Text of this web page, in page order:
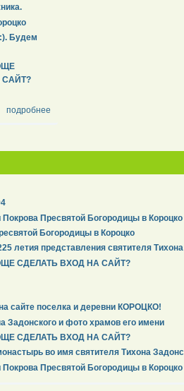
Будем
САЙТ?
подробнее
Пресвятой Богородицы в Короцко
Богородицы в Короцко
летия представления святителя Тихона
СДЕЛАТЬ ВХОД НА САЙТ?
сайте поселка и деревни КОРОЦКО!
Задонского и фото храмов его имени
СДЕЛАТЬ ВХОД НА САЙТ?
во имя святителя Тихона
Пресвятой Богородицы в Короцко